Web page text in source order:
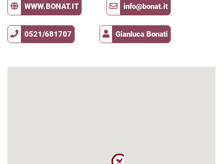
WWW.BONAT.IT info@bonat.it
0521/681707 Gianluca Bonati